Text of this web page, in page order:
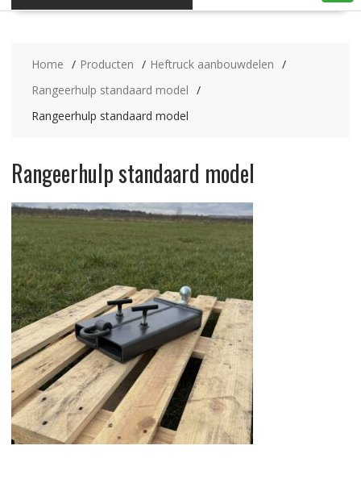
Home Producten
Heftruck aanbouwdelen
Rangeerhulp standaard model
Rangeerhulp standaard model
Rangeerhulp standaard model